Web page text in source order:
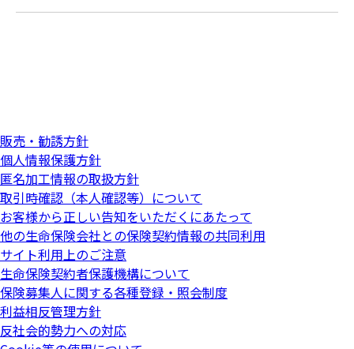
販売・勧誘方針
個人情報保護方針
匿名加工情報の取扱方針
取引時確認（本人確認等）について
お客様から正しい告知をいただくにあたって
他の生命保険会社との保険契約情報の共同利用
サイト利用上のご注意
生命保険契約者保護機構について
保険募集人に関する各種登録・照会制度
利益相反管理方針
反社会的勢力への対応